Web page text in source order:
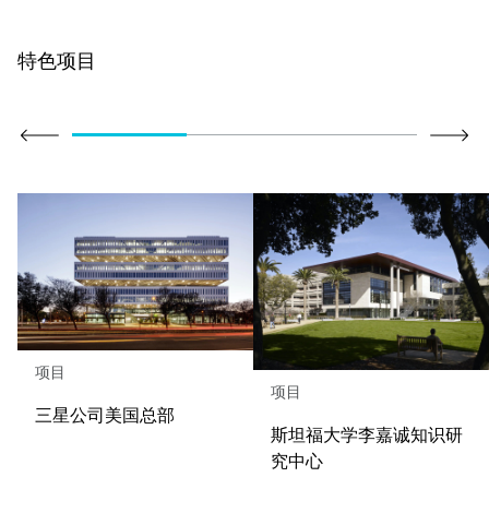
特色项目
项目
三星公司美国总部
项目
斯坦福大学李嘉诚知识研
究中心